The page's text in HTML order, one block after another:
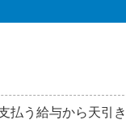
払う給与から天引